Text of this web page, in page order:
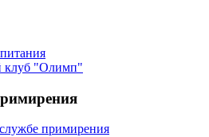
примирения